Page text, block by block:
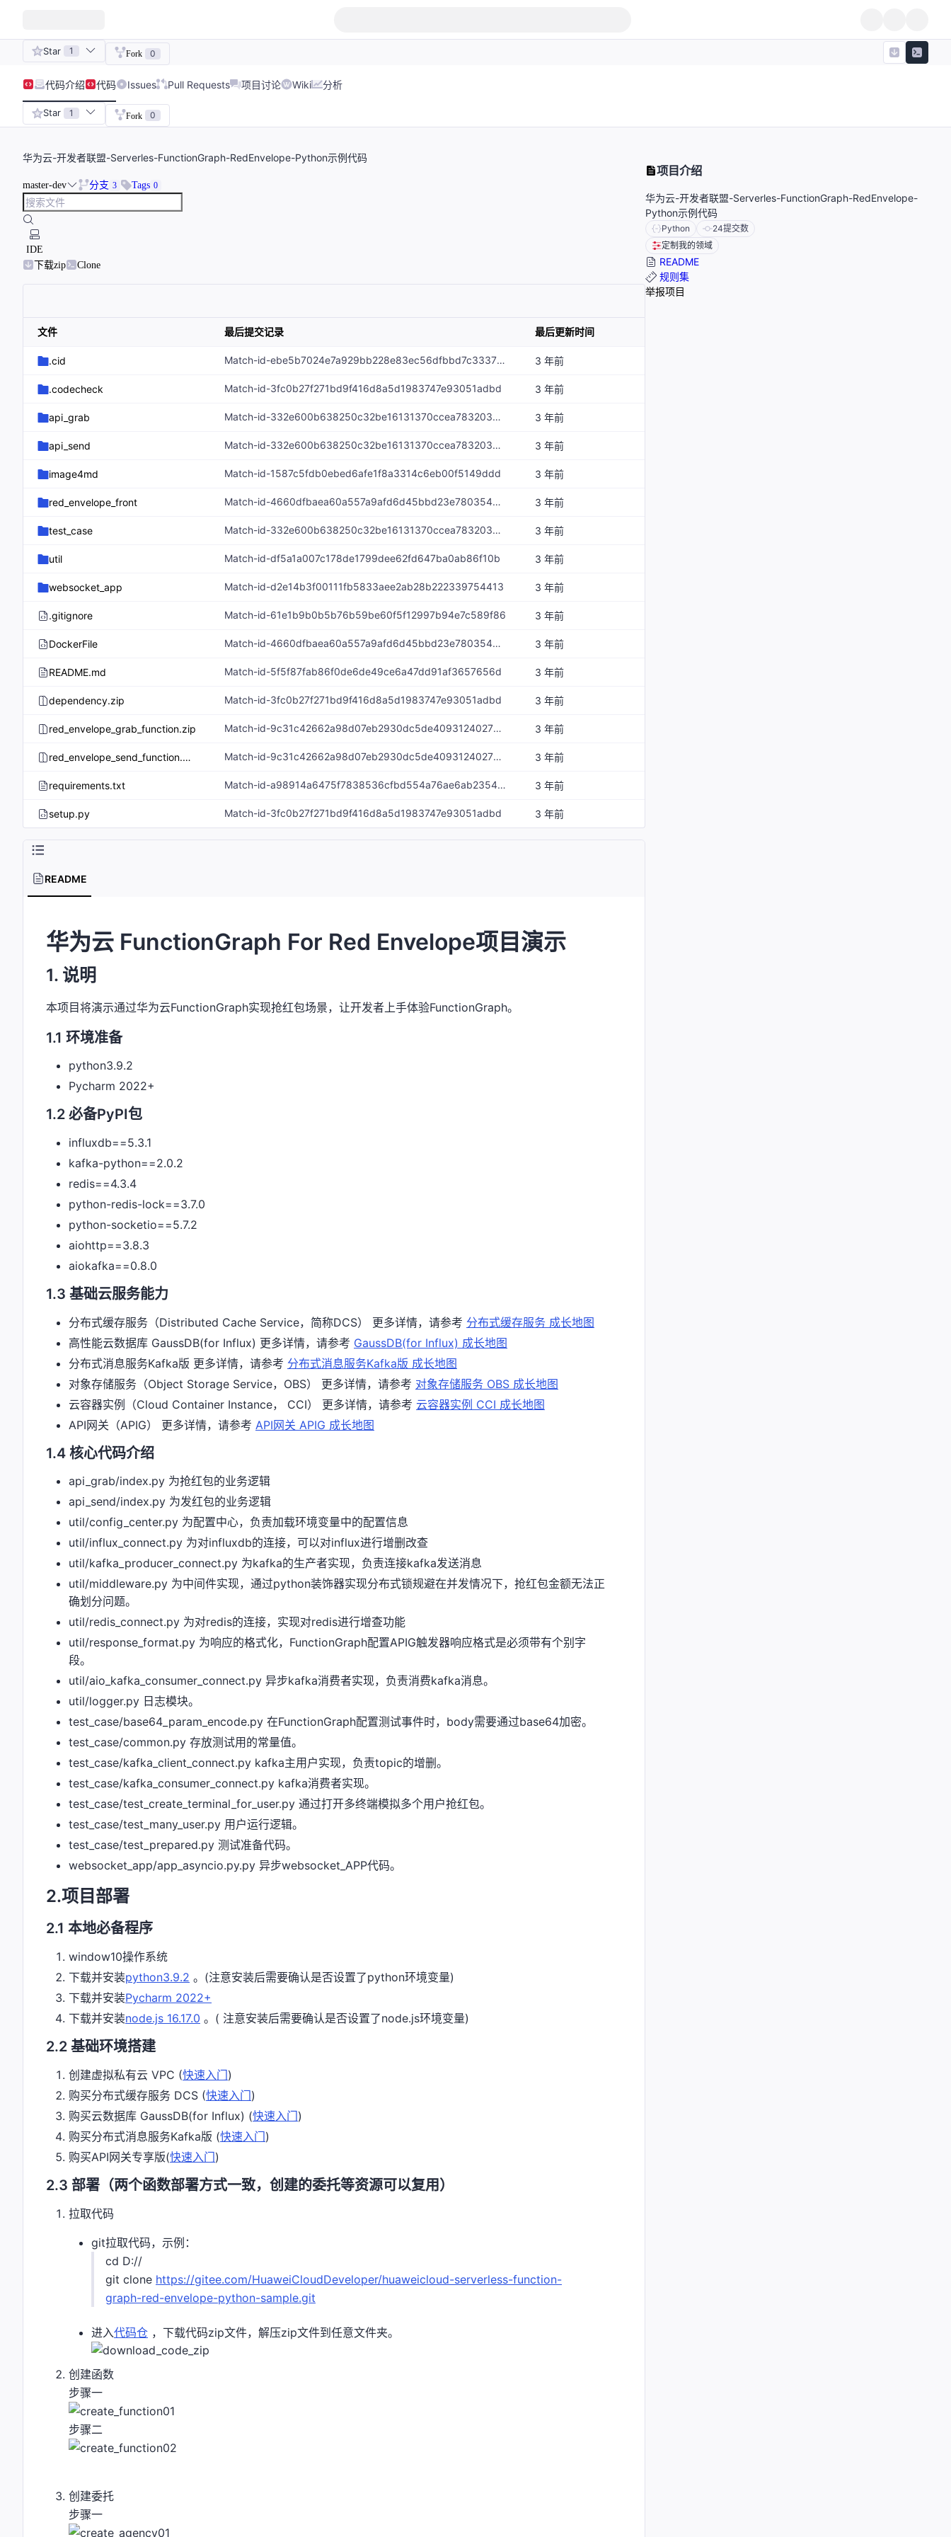
Star 1 Fork 0
代码介绍 代码 Issues Pull Requests 项目讨论 Wiki 分析
Star 1 Fork 0
华为云-开发者联盟-Serverles-FunctionGraph-RedEnvelope-Python示例代码
master-dev 分支 3 Tags 0
IDE
下载zip
Clone
文件 最后提交记录 最后更新时间
.cid Match-id-ebe5b7024e7a929bb228e83ec56dfbbd7c333715 3 年前
.codecheck Match-id-3fc0b27f271bd9f416d8a5d1983747e93051adbd 3 年前
api_grab Match-id-332e600b638250c32be16131370ccea78320368b 3 年前
api_send Match-id-332e600b638250c32be16131370ccea78320368b 3 年前
image4md Match-id-1587c5fdb0ebed6afe1f8a3314c6eb00f5149ddd 3 年前
red_envelope_front Match-id-4660dfbaea60a557a9afd6d45bbd23e7803548ee 3 年前
test_case Match-id-332e600b638250c32be16131370ccea78320368b 3 年前
util Match-id-df5a1a007c178de1799dee62fd647ba0ab86f10b 3 年前
websocket_app Match-id-d2e14b3f00111fb5833aee2ab28b222339754413 3 年前
.gitignore Match-id-61e1b9b0b5b76b59be60f5f12997b94e7c589f86 3 年前
DockerFile Match-id-4660dfbaea60a557a9afd6d45bbd23e7803548ee 3 年前
README.md Match-id-5f5f87fab86f0de6de49ce6a47dd91af3657656d 3 年前
dependency.zip Match-id-3fc0b27f271bd9f416d8a5d1983747e93051adbd 3 年前
red_envelope_grab_function.zip Match-id-9c31c42662a98d07eb2930dc5de409312402787c 3 年前
red_envelope_send_function.zip Match-id-9c31c42662a98d07eb2930dc5de409312402787c 3 年前
requirements.txt Match-id-a98914a6475f7838536cfbd554a76ae6ab23545b 3 年前
setup.py Match-id-3fc0b27f271bd9f416d8a5d1983747e93051adbd 3 年前
README
华为云 FunctionGraph For Red Envelope项目演示
1. 说明
本项目将演示通过华为云FunctionGraph实现抢红包场景，让开发者上手体验FunctionGraph。
1.1 环境准备
python3.9.2
Pycharm 2022+
1.2 必备PyPI包
influxdb==5.3.1
kafka-python==2.0.2
redis==4.3.4
python-redis-lock==3.7.0
python-socketio==5.7.2
aiohttp==3.8.3
aiokafka==0.8.0
1.3 基础云服务能力
分布式缓存服务（Distributed Cache Service，简称DCS） 更多详情，请参考 分布式缓存服务 成长地图
高性能云数据库 GaussDB(for Influx) 更多详情，请参考 GaussDB(for Influx) 成长地图
分布式消息服务Kafka版 更多详情，请参考 分布式消息服务Kafka版 成长地图
对象存储服务（Object Storage Service，OBS） 更多详情，请参考 对象存储服务 OBS 成长地图
云容器实例（Cloud Container Instance， CCI） 更多详情，请参考 云容器实例 CCI 成长地图
API网关（APIG） 更多详情，请参考 API网关 APIG 成长地图
1.4 核心代码介绍
api_grab/index.py 为抢红包的业务逻辑
api_send/index.py 为发红包的业务逻辑
util/config_center.py 为配置中心，负责加载环境变量中的配置信息
util/influx_connect.py 为对influxdb的连接，可以对influx进行增删改查
util/kafka_producer_connect.py 为kafka的生产者实现，负责连接kafka发送消息
util/middleware.py 为中间件实现，通过python装饰器实现分布式锁规避在并发情况下，抢红包金额无法正
确划分问题。
util/redis_connect.py 为对redis的连接，实现对redis进行增查功能
util/response_format.py 为响应的格式化，FunctionGraph配置APIG触发器响应格式是必须带有个别字
段。
util/aio_kafka_consumer_connect.py 异步kafka消费者实现，负责消费kafka消息。
util/logger.py 日志模块。
test_case/base64_param_encode.py 在FunctionGraph配置测试事件时，body需要通过base64加密。
test_case/common.py 存放测试用的常量值。
test_case/kafka_client_connect.py kafka主用户实现，负责topic的增删。
test_case/kafka_consumer_connect.py kafka消费者实现。
test_case/test_create_terminal_for_user.py 通过打开多终端模拟多个用户抢红包。
test_case/test_many_user.py 用户运行逻辑。
test_case/test_prepared.py 测试准备代码。
websocket_app/app_asyncio.py.py 异步websocket_APP代码。
2.项目部署
2.1 本地必备程序
window10操作系统
下载并安装python3.9.2 。(注意安装后需要确认是否设置了python环境变量)
下载并安装Pycharm 2022+
下载并安装node.js 16.17.0 。( 注意安装后需要确认是否设置了node.js环境变量)
2.2 基础环境搭建
创建虚拟私有云 VPC (快速入门)
购买分布式缓存服务 DCS (快速入门)
购买云数据库 GaussDB(for Influx) (快速入门)
购买分布式消息服务Kafka版 (快速入门)
购买API网关专享版(快速入门)
2.3 部署（两个函数部署方式一致，创建的委托等资源可以复用）
拉取代码
git拉取代码，示例：
cd D://
git clone https://gitee.com/HuaweiCloudDeveloper/huaweicloud-serverless-function-
graph-red-envelope-python-sample.git
进入代码仓 ，下载代码zip文件，解压zip文件到任意文件夹。
创建函数
步骤一
步骤二
创建委托
步骤一
项目介绍
华为云-开发者联盟-Serverles-FunctionGraph-RedEnvelope-
Python示例代码
Python 24提交数
定制我的领域
README
规则集
举报项目